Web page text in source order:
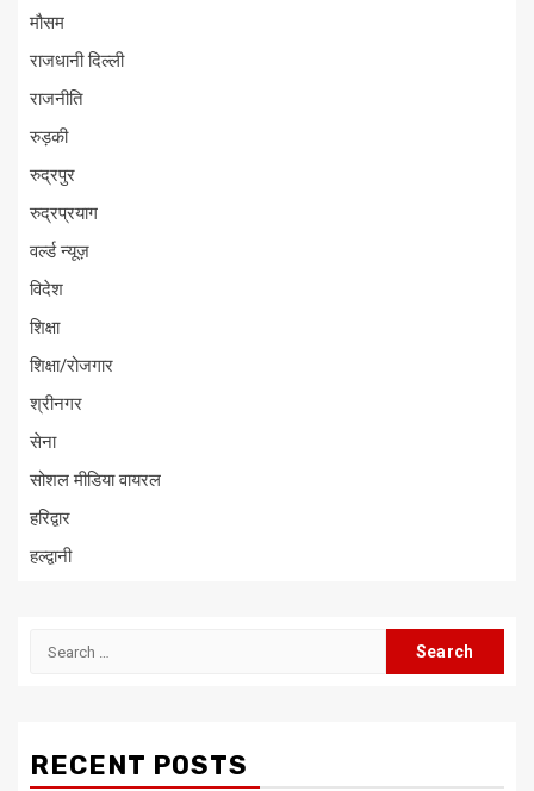
मौसम
राजधानी दिल्ली
राजनीति
रुड़की
रुद्रपुर
रुद्रप्रयाग
वर्ल्ड न्यूज़
विदेश
शिक्षा
शिक्षा/रोजगार
श्रीनगर
सेना
सोशल मीडिया वायरल
हरिद्वार
हल्द्वानी
Search
RECENT POSTS